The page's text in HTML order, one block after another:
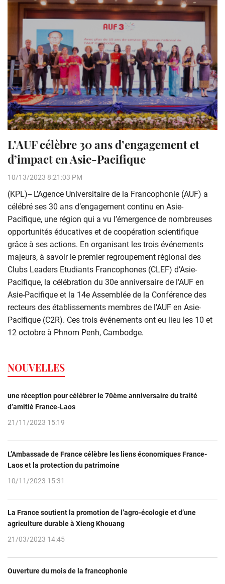
L’AUF célèbre 30 ans d’engagement et
d’impact en Asie-Pacifique
10/13/2023 8:21:03 PM
(KPL)-- L’Agence Universitaire de la Francophonie (AUF) a
célébré ses 30 ans d’engagement continu en Asie-
Pacifique, une région qui a vu l’émergence de nombreuses
opportunités éducatives et de coopération scientifique
grâce à ses actions. En organisant les trois événements
majeurs, à savoir le premier regroupement régional des
Clubs Leaders Etudiants Francophones (CLEF) d’Asie-
Pacifique, la célébration du 30e anniversaire de l’AUF en
Asie-Pacifique et la 14e Assemblée de la Conférence des
recteurs des établissements membres de l’AUF en Asie-
Pacifique (C2R). Ces trois événements ont eu lieu les 10 et
12 octobre à Phnom Penh, Cambodge.
NOUVELLES
une réception pour célébrer le 70ème anniversaire du traité
d’amitié France-Laos
21/11/2023 15:19
L’Ambassade de France célèbre les liens économiques France-
Laos et la protection du patrimoine
10/11/2023 15:31
La France soutient la promotion de l’agro-écologie et d’une
agriculture durable à Xieng Khouang
21/03/2023 14:45
Ouverture du mois de la francophonie